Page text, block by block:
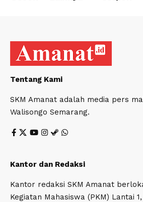
Tentang Kami
SKM Amanat adalah media pers
Walisongo Semarang.
Kantor dan Redaksi
Kantor redaksi SKM Amanat
Kegiatan Mahasiswa (PKM) Lantai